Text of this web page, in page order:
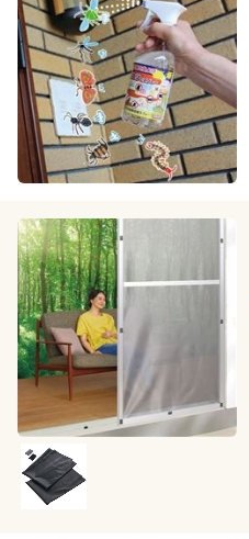
大きいサイズ メンズ
大きいサイズ 事務・制服
カタログ
カタログ・チラシからの
デジタルカタログ
カタログ無料プレゼント
会員メニュー
マイページ
閲覧履歴
お気に入り
サポート
口コミ
レディースサ
M
靴・靴下サイ
ズ